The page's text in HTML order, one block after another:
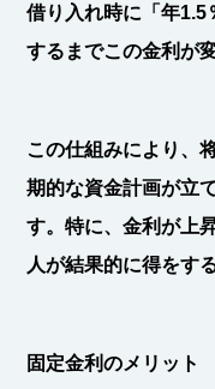
借り入れ時に「年1.5
するまでこの金利が
この仕組みにより、
期的な資金計画が立
す。特に、金利が上
人が結果的に得をす
固定金利のメリット